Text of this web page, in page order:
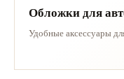
Обложки для
Удобные аксессуары